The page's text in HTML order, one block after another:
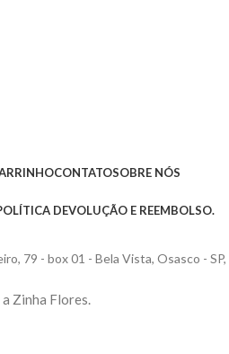
CONTATOSOBRE NÓS
DEVOLUÇÃO E REEMBOLSO.
79 - box 01 - Bela Vista, Osasco - SP,
Zinha Flores.